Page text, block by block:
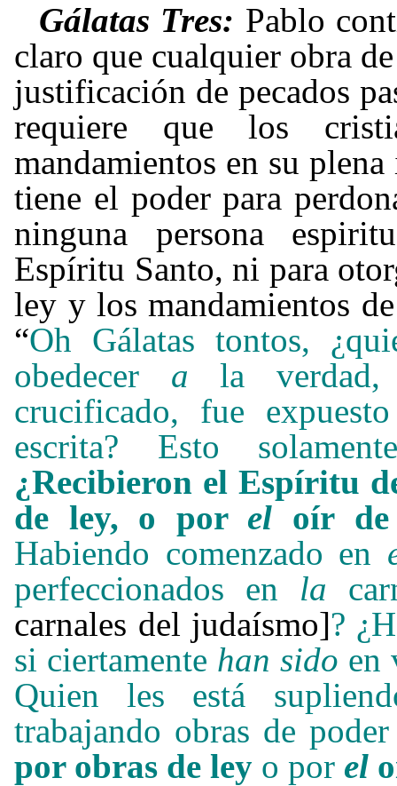
Gálatas Tres: Pablo
claro que cualquier obra
justificación de pecados
requiere que los
mandamientos en su
tiene el poder para
ninguna persona
Espíritu Santo, ni para
ley y los mandamientos
“Oh Gálatas tontos,
obedecer a la verdad,
crucificado, fue
escrita? Esto
¿Recibieron el Espíritu
de ley, o por el oír de
Habiendo comenzado en
perfeccionados en la
carnales del judaísmo]?
si ciertamente han sido en
Quien les está
trabajando obras de
por obras de ley o por el